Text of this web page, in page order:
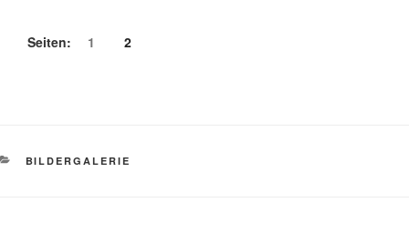
Seiten: 1 2
KATEGORIEN
BILDERGALERIE